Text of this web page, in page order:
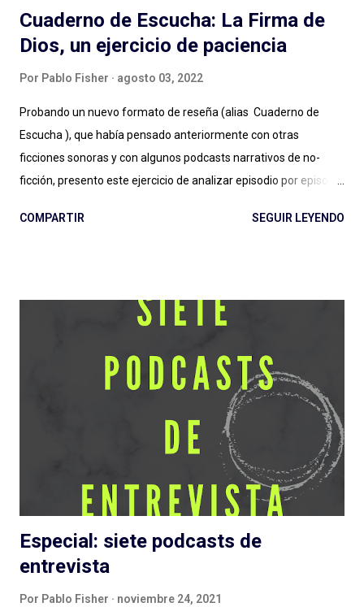
Cuaderno de Escucha: La Firma de
Dios, un ejercicio de paciencia
Por Pablo Fisher agosto 03, 2022
Probando un nuevo formato de reseña (alias Cuaderno de
Escucha ), que había pensado anteriormente con otras
ficciones sonoras y con algunos podcasts narrativos de no-
ficción, presento este ejercicio de analizar episodio por episodio
grande de Podium Podcast para 2022 y el regreso al guión de
partes, recordando la recomendación de escuchar antes los
también para evitar spoilers que trataré (en lo posible) de no
cometer. Escuchar: Web , Spotify , otras . Episodio 1: La Plaga
Me chocó de entrada que sea otra serie de ficción sobre
pandemias . Siento que necesitamos un respiro (de la
pandemia en la vida, primero, y del tema en general) en cuanto
COMPARTIR SEGUIR LEYENDO
Especial: siete podcasts de
entrevista
Por Pablo Fisher noviembre 24, 2021